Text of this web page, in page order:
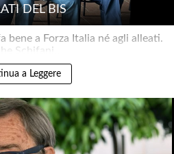
DEL BIS
bene a Forza Italia né agli alleati.
Schifani..
a Leggere